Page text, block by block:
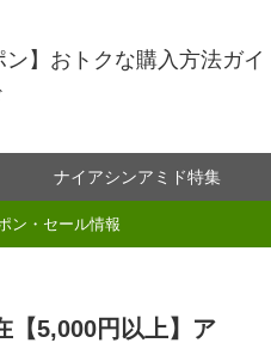
】おトクな購入方法ガイ
ナイアシンアミド特集
ン・セール情報
【5,000円以上】ア